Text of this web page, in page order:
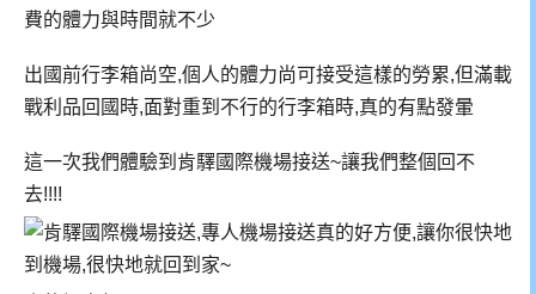
費的體力與時間就不少
出國前行李箱尚空,個人的體力尚可接受這樣的勞累,但滿載
戰利品回國時,面對重到不行的行李箱時,真的有點發暈
這一次我們體驗到肯驛國際機場接送~讓我們整個回不
去!!!!